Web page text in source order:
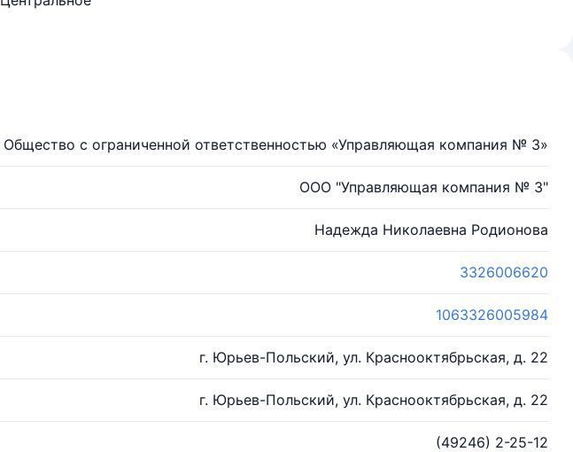
Общество с ограниченной ответственностью «Управляющая компания № 3»
ООО "Управляющая компания № 3"
Надежда Николаевна Родионова
3326006620
1063326005984
г. Юрьев-Польский, ул. Краснооктябрьская, д. 22
г. Юрьев-Польский, ул. Краснооктябрьская, д. 22
(49246) 2-25-12